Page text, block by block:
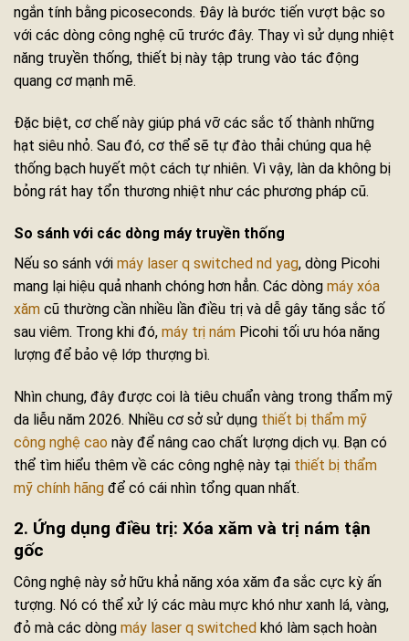
ngắn tính bằng picoseconds. Đây là bước tiến vượt bậc so
với các dòng công nghệ cũ trước đây. Thay vì sử dụng nhiệt
năng truyền thống, thiết bị này tập trung vào tác động
quang cơ mạnh mẽ.
Đặc biệt, cơ chế này giúp phá vỡ các sắc tố thành những
hạt siêu nhỏ. Sau đó, cơ thể sẽ tự đào thải chúng qua hệ
thống bạch huyết một cách tự nhiên. Vì vậy, làn da không bị
bỏng rát hay tổn thương nhiệt như các phương pháp cũ.
So sánh với các dòng máy truyền thống
Nếu so sánh với máy laser q switched nd yag, dòng Picohi
mang lại hiệu quả nhanh chóng hơn hẳn. Các dòng máy xóa
xăm cũ thường cần nhiều lần điều trị và dễ gây tăng sắc tố
sau viêm. Trong khi đó, máy trị nám Picohi tối ưu hóa năng
lượng để bảo vệ lớp thượng bì.
Nhìn chung, đây được coi là tiêu chuẩn vàng trong thẩm mỹ
da liễu năm 2026. Nhiều cơ sở sử dụng thiết bị thẩm mỹ
công nghệ cao này để nâng cao chất lượng dịch vụ. Bạn có
thể tìm hiểu thêm về các công nghệ này tại thiết bị thẩm
mỹ chính hãng để có cái nhìn tổng quan nhất.
2. Ứng dụng điều trị: Xóa xăm và trị nám tận
gốc
Công nghệ này sở hữu khả năng xóa xăm đa sắc cực kỳ ấn
tượng. Nó có thể xử lý các màu mực khó như xanh lá, vàng,
đỏ mà các dòng máy laser q switched khó làm sạch hoàn